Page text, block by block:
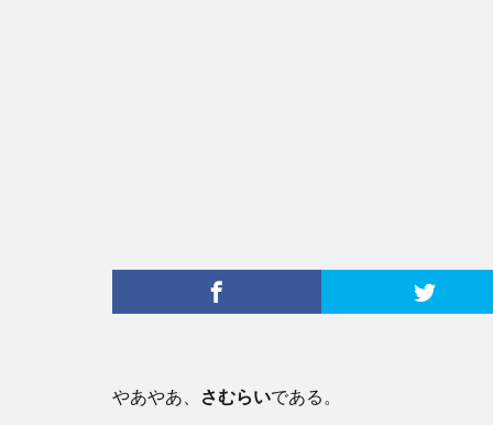
やあやあ、 さむらいである。